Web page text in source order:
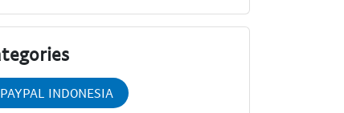
PAYPAL INDONESIA